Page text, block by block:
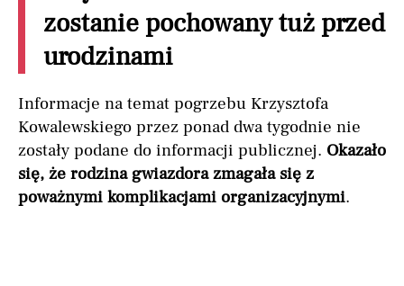
zostanie pochowany tuż przed
urodzinami
Informacje na temat pogrzebu Krzysztofa
Kowalewskiego przez ponad dwa tygodnie nie
zostały podane do informacji publicznej. Okazało
się, że rodzina gwiazdora zmagała się z
poważnymi komplikacjami organizacyjnymi.